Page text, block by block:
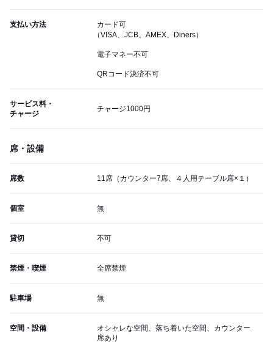
支払い方法
カード可
（VISA、JCB、AMEX、Diners）
電子マネー不可
QRコード決済不可
サービス料・
チャージ
チャージ1000円
席・設備
席数 11席（カウンター7席、４人用テーブル席×１）
個室 無
貸切 不可
禁煙・喫煙 全席禁煙
駐車場 無
空間・設備
オシャレな空間、落ち着いた空間、カウンター
席あり